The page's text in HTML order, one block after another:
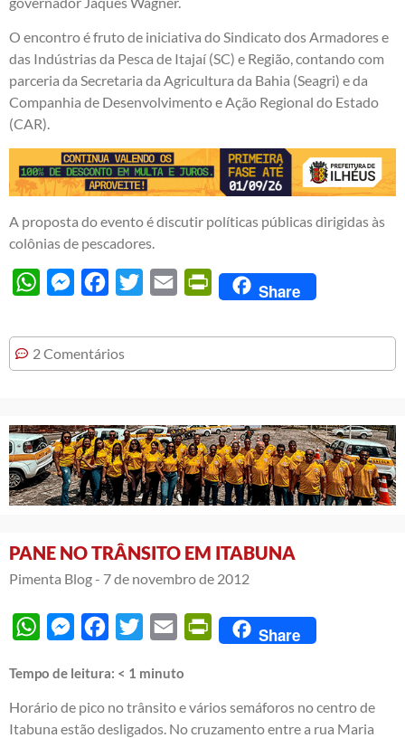
O encontro é fruto de iniciativa do Sindicato dos Armadores e
das Indústrias da Pesca de Itajaí (SC) e Região, contando com
parceria da Secretaria da Agricultura da Bahia (Seagri) e da
Companhia de Desenvolvimento e Ação Regional do Estado
(CAR).
A proposta do evento é discutir políticas públicas dirigidas às
colônias de pescadores.
WhatsAppMessengerFacebook
Twitter Email PrintFriendly
Share
2 Comentários
PANE NO TRÂNSITO EM ITABUNA
Pimenta Blog - 7 de novembro de 2012
WhatsAppMessengerFacebook
Twitter Email PrintFriendly
Share
Tempo de leitura: < 1 minuto
Horário de pico no trânsito e vários semáforos no centro de
Itabuna estão desligados. No cruzamento entre a rua Maria